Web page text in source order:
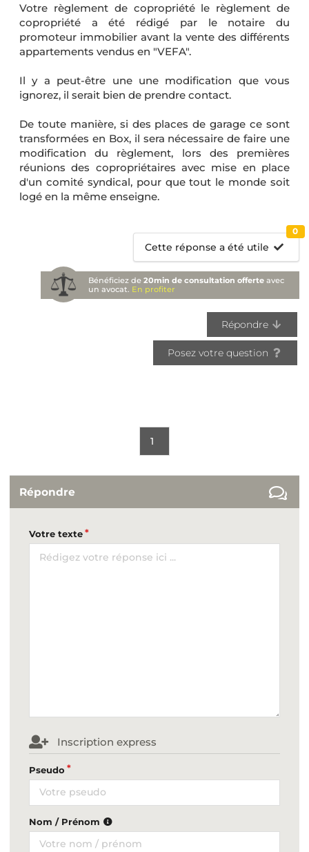
Votre règlement de copropriété le règlement de
copropriété a été rédigé par le notaire du
promoteur immobilier avant la vente des différents
appartements vendus en "VEFA".
Il y a peut-être une une modification que vous
ignorez, il serait bien de prendre contact.
De toute manière, si des places de garage ce sont
transformées en Box, il sera nécessaire de faire une
modification du règlement, lors des premières
réunions des copropriétaires avec mise en place
d'un comité syndical, pour que tout le monde soit
logé en la même enseigne.
Cette réponse a été utile
0
Bénéficiez de20min de consultation offerte avec
un avocat. En profiter
Répondre
Posez votre question
1
Répondre
Votre texte
Inscription express
Pseudo
Nom / Prénom